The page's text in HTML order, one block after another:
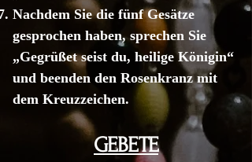
Nachdem Sie die fünf Gesätze
gesprochen haben, sprechen Sie
„Gegrüßet seist du, heilige Königin“
und beenden den Rosenkranz mit
dem Kreuzzeichen.
GEBETE